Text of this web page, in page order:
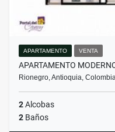
APARTAMENTO VENTA
APARTAMENTO
Rionegro, Antioquia,
2Alcobas
2 Baños